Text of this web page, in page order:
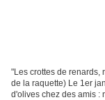
"Les crottes de renards,
de la raquette) Le 1er
d'olives chez des amis :